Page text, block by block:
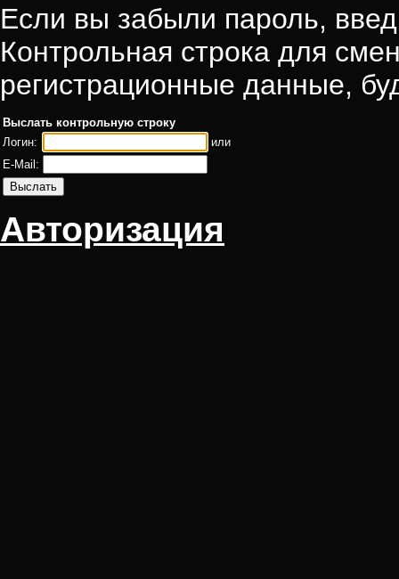
Если вы забыли пароль,
Контрольная строка для
регистрационные данные,
Выслать контрольную строку
Логин:
или
E-Mail:
Авторизация